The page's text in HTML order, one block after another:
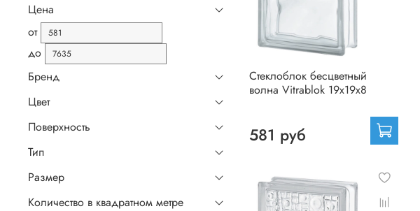
Стеклоблок бесцветный
волна Vitrablok 19х19х8
581 руб
Цена
от
до
Бренд
Цвет
Поверхность
Тип
Размер
Количество в квадратном метре